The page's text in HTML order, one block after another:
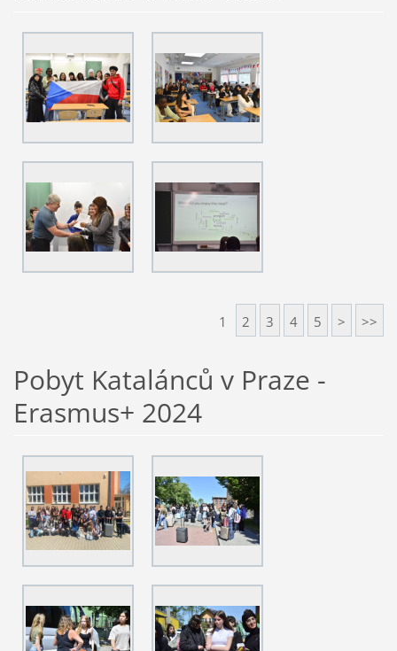
1 2 3 4 5 > >>
Pobyt Katalánců v Praze -
Erasmus+ 2024